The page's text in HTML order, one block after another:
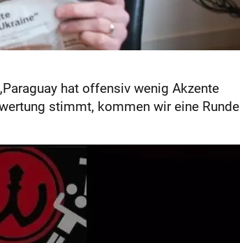
hat offensiv wenig Akzente
stimmt, kommen wir eine Runde